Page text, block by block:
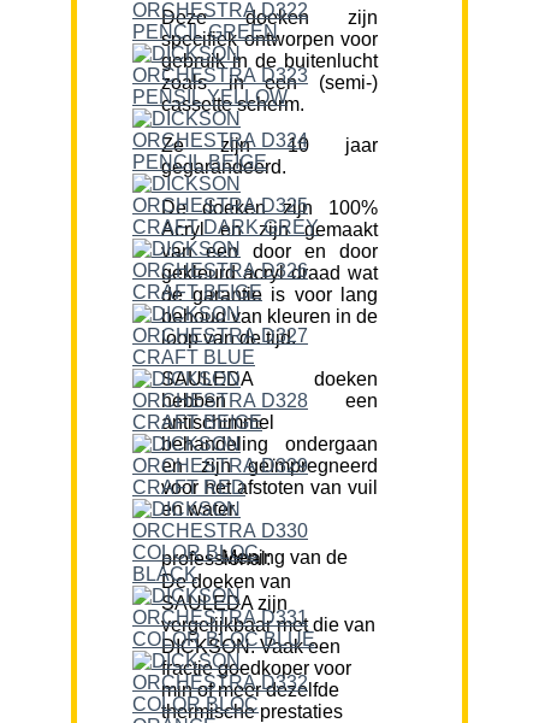
Deze doeken zijn
specifiek ontworpen voor
gebruik in de buitenlucht
zoals in een (semi-)
cassette scherm.
Ze zijn 10 jaar
gegarandeerd.
De doeken zijn 100%
Acryl en zijn gemaakt
van een door en door
gekleurd acryl draad wat
de garantie is voor lang
behoud van kleuren in de
loop van de tijd.
SAULEDA doeken
hebben een
antischimmel
behandeling ondergaan
en zijn geïmpregneerd
voor het afstoten van vuil
en water.
Mening van de professional:
De doeken van
SAULEDA zijn
vergelijkbaar met die van
DICKSON. Vaak een
fractie goedkoper voor
min of meer dezelfde
thermische prestaties